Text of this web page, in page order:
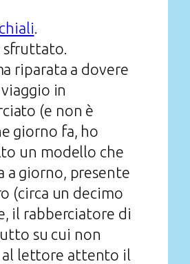
sfruttato.
riparata a dovere
in
(e non è
giorno fa, ho
un modello che
a giorno, presente
(circa un decimo
il rabberciatore di
su cui non
al lettore attento il